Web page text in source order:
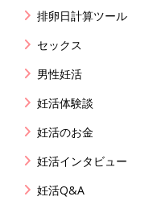
排卵日計算ツール
セックス
男性妊活
妊活体験談
妊活のお金
妊活インタビュー
妊活Q&A